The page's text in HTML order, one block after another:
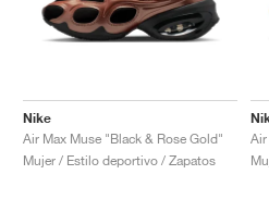
Nike
Air Max Muse "Black & Rose Gold"
Mujer / Estilo deportivo / Zapatos
Air